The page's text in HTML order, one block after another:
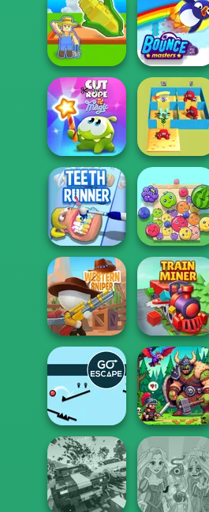
Parking Jam Avenger Guard
My Garden
Journey
Bouncemasters
Cut The Rope
Magic
Alphabet Lore
Maze
Teeth Runner Fruit Party
Western Sniper Train Miner
Go Escape Dragon Hunter